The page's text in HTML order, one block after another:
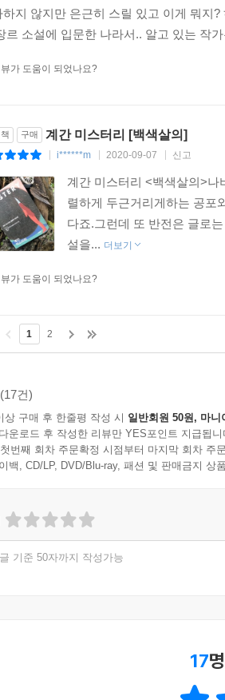
하지 않지만 은근히 스릴 있고 이게 뭐지
르 소설에 입문한 나라서.. 알고 있는 작
가 도움이 되었나요?
구매 계간 미스터리 [백색살의]
i******m 2020-09-07 신고
계간 미스터리 <백색살의>
렬하게 두근거리게하는 공포
다죠.그런데 또 반전은 글로
설을... 더보기
가 도움이 되었나요?
1 2
(17건)
상 구매 후 한줄평 작성 시 일반회원 50원, 마니
운로드 후 작성한 리뷰만 YES포인트 지급됩니
번째 회차 주문확정 시점부터 마지막 회차 주
백, CD/LP, DVD/Blu-ray, 패션 및 판매금지 상
기준 50자까지 작성가능
17